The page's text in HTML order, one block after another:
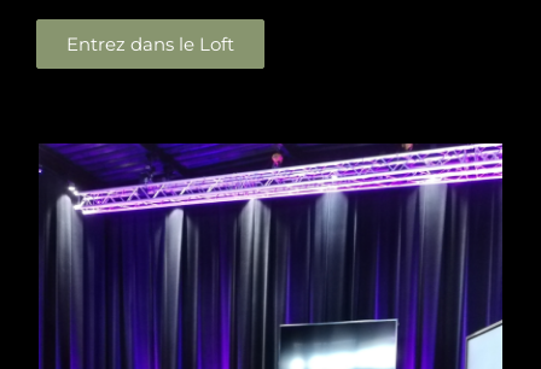
Entrez dans le Loft